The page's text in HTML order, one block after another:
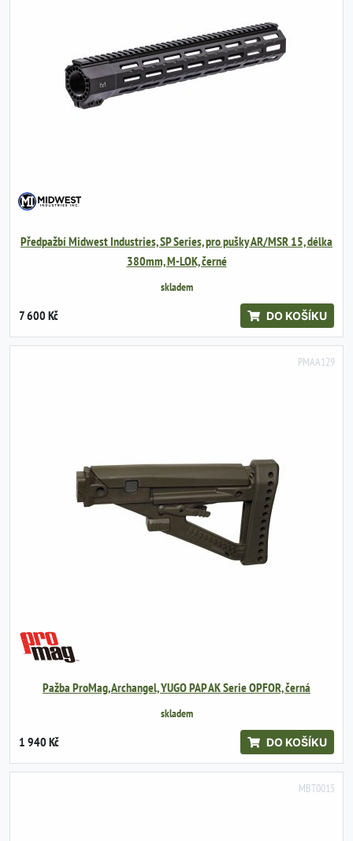
Předpažbí Midwest Industries, SP Series, pro pušky AR/MSR 15, délka
380mm, M-LOK, černé
skladem
7 600 Kč DO KOŠÍKU
PMAA129
Pažba ProMag, Archangel, YUGO PAP AK Serie OPFOR, černá
skladem
1 940 Kč DO KOŠÍKU
MBT0015